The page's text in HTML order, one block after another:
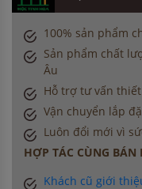
100% sản phẩm
Sản phẩm chất
Âu
Hỗ trợ tư vấn
Vận chuyển lắp
Luôn đổi mới vì
HỢP TÁC CÙNG BÁN
Khách cũ giới